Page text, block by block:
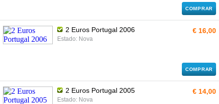
COMPRAR
2 Euros Portugal 2006
Estado: Nova
€ 16,00
COMPRAR
2 Euros Portugal 2005
Estado: Nova
€ 14,00